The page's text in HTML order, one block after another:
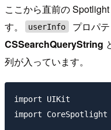
ここから直前の
す。
userInfo
プロパ
CSSearchQueryString
列が入っています。
import UIKit
import CoreSpotlight